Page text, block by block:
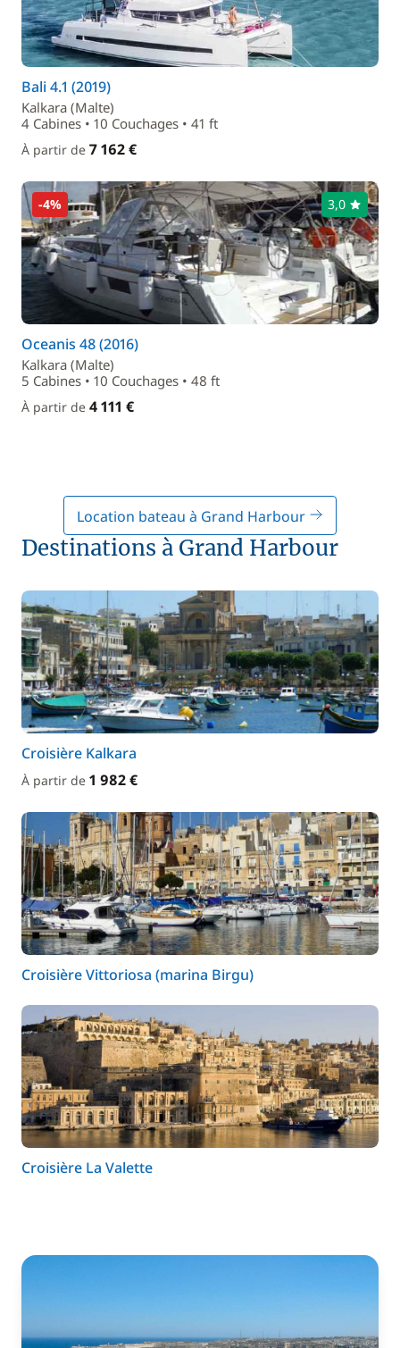
Bali 4.1 (2019)
Kalkara (Malte)
4 Cabines • 10 Couchages • 41 ft
À partir de 7 162 €
-4% 3,0
Oceanis 48 (2016)
Kalkara (Malte)
5 Cabines • 10 Couchages • 48 ft
À partir de 4 111 €
Location bateau à Grand Harbour
Destinations à Grand Harbour
Croisière Kalkara
À partir de 1 982 €
Croisière Vittoriosa (marina Birgu)
Croisière La Valette